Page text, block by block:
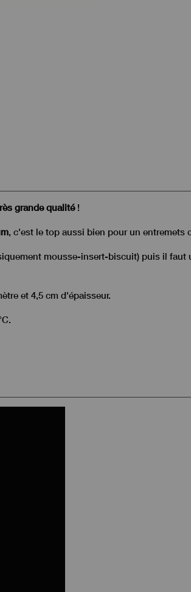
grande qualité!
, c'est le top aussi bien pour un entremets
mousse-insert-biscuit) puis il
et 4,5 cm d'épaisseur.